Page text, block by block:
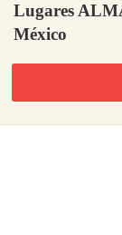
Lugares
México